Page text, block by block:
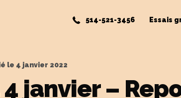
514-521-3456 Essais
le 4 janvier 2022
janvier –